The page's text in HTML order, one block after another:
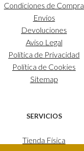
Condiciones de Compra
Envíos
Devoluciones
Aviso Legal
Política de Privacidad
Política de Cookies
Sitemap
SERVICIOS
Tienda Física